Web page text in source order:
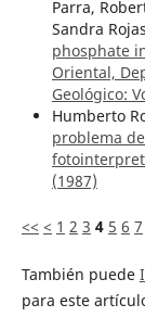
Parra,
Sandra
phosphate
Oriental,
Geológico:
Humberto
problema
(1987)
<< < 1 2 3 4 5 6 7
También puede
para este